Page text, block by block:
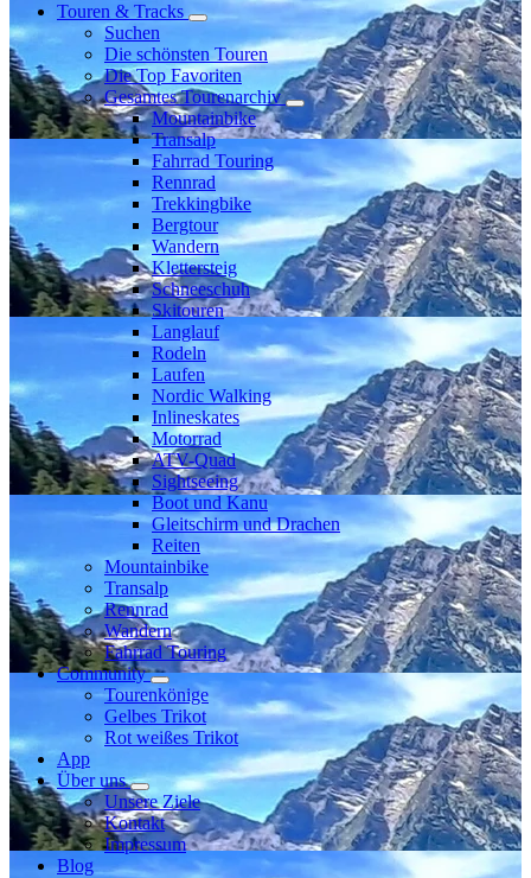
Touren & Tracks
Suchen
Die schönsten Touren
Die Top Favoriten
Gesamtes Tourenarchiv
Mountainbike
Transalp
Fahrrad Touring
Rennrad
Trekkingbike
Bergtour
Wandern
Klettersteig
Schneeschuh
Skitouren
Langlauf
Rodeln
Laufen
Nordic Walking
Inlineskates
Motorrad
ATV-Quad
Sightseeing
Boot und Kanu
Gleitschirm und Drachen
Reiten
Mountainbike
Transalp
Rennrad
Wandern
Fahrrad Touring
Community
Tourenkönige
Gelbes Trikot
Rot weißes Trikot
App
Über uns
Unsere Ziele
Kontakt
Impressum
Blog